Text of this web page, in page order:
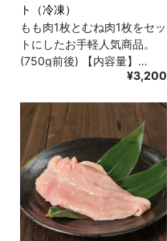
ト（冷凍）
もも肉1枚とむね肉1枚をセッ
トにしたお手軽人気商品。
(750g前後) 【内容量】…
¥3,200